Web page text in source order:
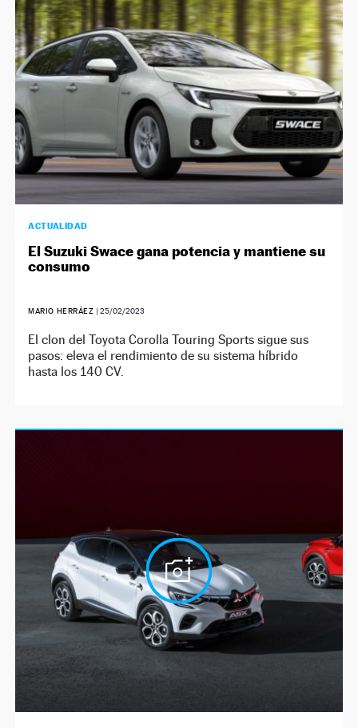
NEWSLETTER
SÍGUENOS
ACTUALIDAD
El Suzuki Swace gana potencia y mantiene su
consumo
MARIO HERRÁEZ | 25/02/2023
El clon del Toyota Corolla Touring Sports sigue sus
pasos: eleva el rendimiento de su sistema híbrido
hasta los 140 CV.